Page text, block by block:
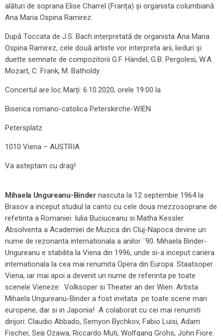
alături de soprana Elise Charrel (Franța) și organista columbiană
Ana Maria Ospina Ramirez.
După Toccata de J.S. Bach interpretată de organista Ana Maria
Ospina Ramirez, cele două artiste vor interpreta arii, lieduri și
duette semnate de compozitorii G.F. Händel, G.B. Pergolesi, W.A.
Mozart, C. Frank, M. Batholdy.
Concertul are loc Marți: 6.10.2020, orele 19:00 la
Biserica romano-catolica Peterskirche-WIEN
Petersplatz
1010 Viena – AUSTRIA
Va asteptam cu drag!
Mihaela Ungureanu-Binder nascuta la 12 septembie 1964 la
Brasov a inceput studiul la canto cu cele doua mezzosoprane de
refetinta a Romaniei: Iulia Buciuceanu si Matha Kessler.
Absolventa a Academiei de Muzica din Cluj-Napoca devine un
nume de rezonanta internationala a anilor ´90. Mihaela Binder-
Ungureanu e stabilita la Viena din 1996, unde si-a inceput cariera
internationala la cea mai renumita Opera din Europa: Staatsoper
Viena, iar mai apoi a devenit un nume de referinta pe toate
scenele Vieneze: Volksoper si Theater an der Wien. Artista
Mihaela Ungureanu-Binder a fost invitata pe toate scene mari
europene; dar si in Japonia! A colaborat cu cei mai renumiti
dirijori: Claudio Abbado, Semyon Bychkov, Fabio Luisi, Adam
Fischer, Seiji Ozawa, Riccardo Muti, Wolfgang Gröhs, John Fiore.